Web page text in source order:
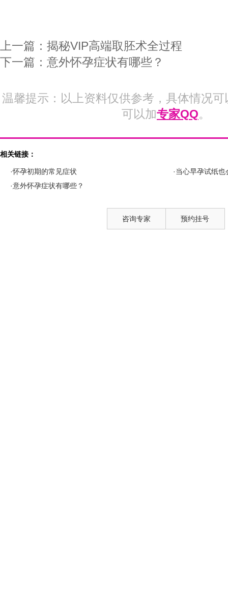
上一篇： 揭秘VIP高端取胚术全过程
下一篇： 意外怀孕症状有哪些？
温馨提示：以上资料仅供参考，具体情况可
可以加专家QQ。
相关链接：
·怀孕初期的常见症状
·当心早孕试纸也
·意外怀孕症状有哪些？
咨询专家 预约挂号